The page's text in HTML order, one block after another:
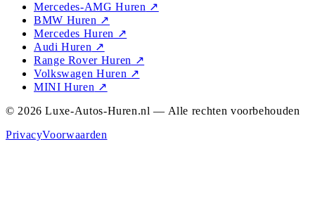
Mercedes-AMG Huren ↗
BMW Huren ↗
Mercedes Huren ↗
Audi Huren ↗
Range Rover Huren ↗
Volkswagen Huren ↗
MINI Huren ↗
© 2026 Luxe-Autos-Huren.nl — Alle rechten voorbehouden
PrivacyVoorwaarden